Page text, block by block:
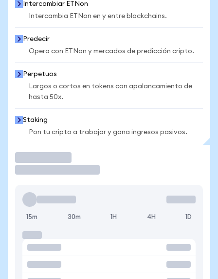
Intercambiar ETNon
Intercambia ETNon en y entre blockchains.
Predecir
Opera con ETNon y mercados de predicción cripto.
Perpetuos
Largos o cortos en tokens con apalancamiento de
hasta 50x.
Staking
Pon tu cripto a trabajar y gana ingresos pasivos.
15m 30m 1H 4H 1D